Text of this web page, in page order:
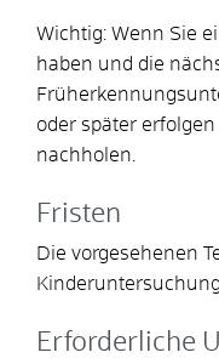
Wichtig: Wenn Sie
haben und die
oder später
nachholen.
Fristen
Die vorgesehenen
Erforderliche